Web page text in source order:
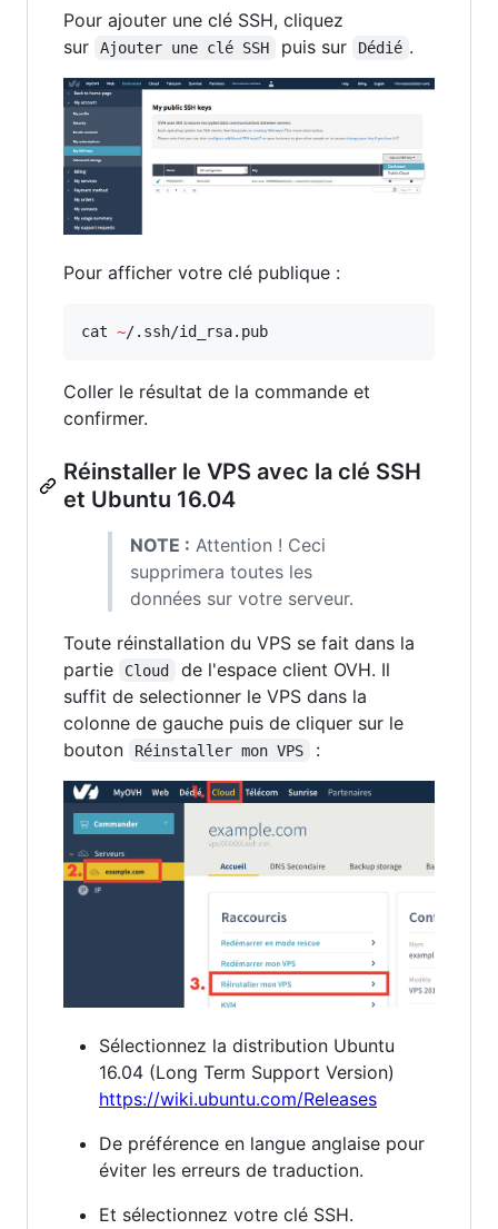
Pour ajouter une clé SSH, cliquez
sur
Ajouter une clé SSH puis sur Dédié .
Pour afficher votre clé publique :
cat ~/.ssh/id_rsa.pub
Coller le résultat de la commande et
confirmer.
Réinstaller le VPS avec la clé SSH
et Ubuntu 16.04
NOTE : Attention ! Ceci
supprimera toutes les
données sur votre serveur.
Toute réinstallation du VPS se fait dans la
partie
Cloud
de l'espace client OVH. Il
suffit de selectionner le VPS dans la
colonne de gauche puis de cliquer sur le
bouton
Réinstaller mon VPS :
Sélectionnez la distribution Ubuntu
16.04 (Long Term Support Version)
https://wiki.ubuntu.com/Releases
De préférence en langue anglaise pour
éviter les erreurs de traduction.
Et sélectionnez votre clé SSH.